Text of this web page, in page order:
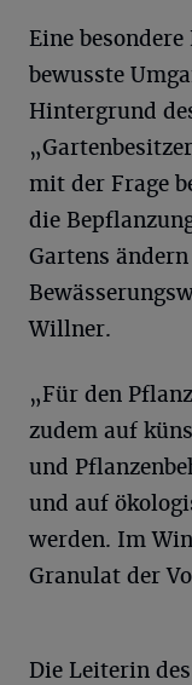
Eine
bewusste
Hintergrund
mit der Frage
die
Gartens
Willner.
„Für den
zudem auf
und
und auf
werden. Im
Granulat der
Die Leiterin